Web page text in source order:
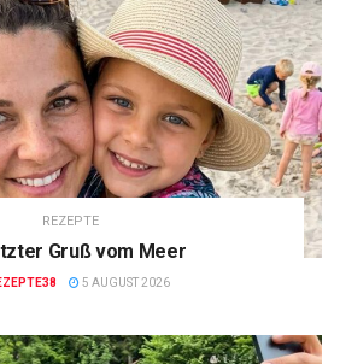
REZEPTE
Gruß vom Meer
5 AUGUST 2026